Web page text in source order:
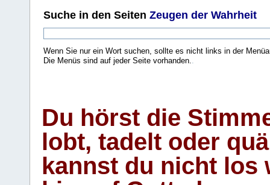
Suche in den Seiten Zeugen der Wahrheit
Wenn Sie nur ein Wort suchen, sollte es nicht links in der
Die Menüs sind auf jeder Seite vorhanden..
Du hörst die
lobt, tadelt oder
kannst du nicht los